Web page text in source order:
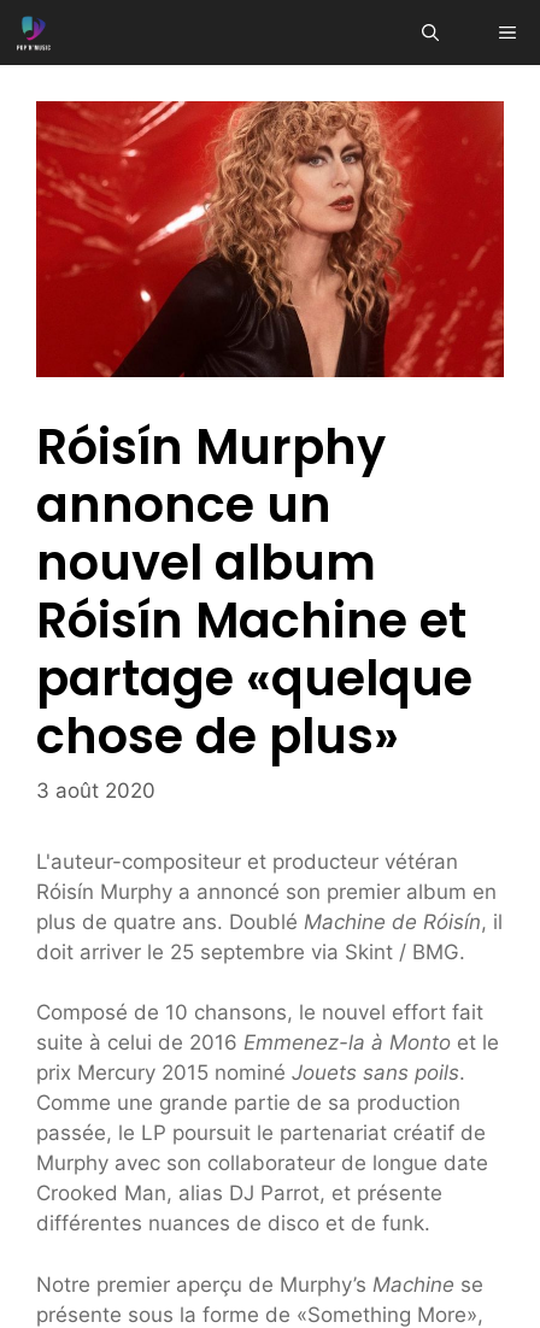
Aller
au
Róisín Murphy
annonce un
nouvel album
Róisín Machine et
partage «quelque
chose de plus»
3 août 2020
L'auteur-compositeur et producteur vétéran
Róisín Murphy a annoncé son premier album en
plus de quatre ans. Doublé Machine de Róisín, il
doit arriver le 25 septembre via Skint / BMG.
Composé de 10 chansons, le nouvel effort fait
suite à celui de 2016 Emmenez-la à Monto et le
prix Mercury 2015 nominé Jouets sans poils.
Comme une grande partie de sa production
passée, le LP poursuit le partenariat créatif de
Murphy avec son collaborateur de longue date
Crooked Man, alias DJ Parrot, et présente
différentes nuances de disco et de funk.
Notre premier aperçu de Murphy’s Machine se
présente sous la forme de «Something More»,